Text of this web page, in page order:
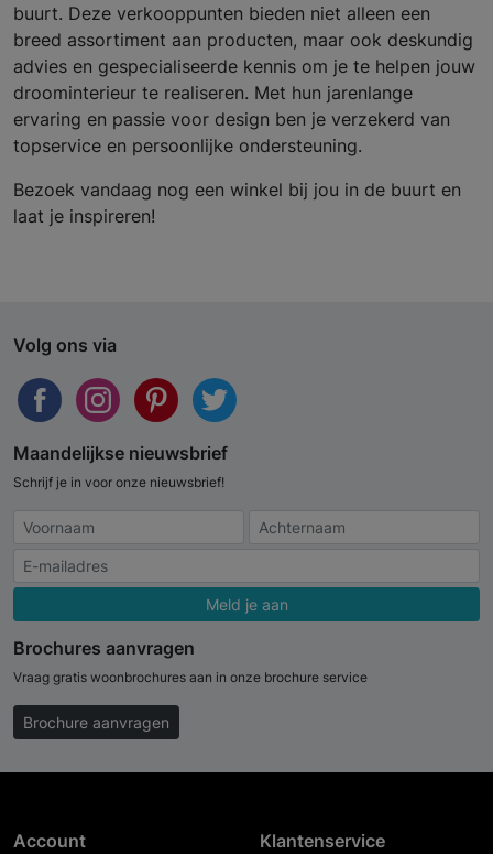
buurt. Deze verkooppunten bieden niet alleen een
breed assortiment aan producten, maar ook deskundig
advies en gespecialiseerde kennis om je te helpen jouw
droominterieur te realiseren. Met hun jarenlange
ervaring en passie voor design ben je verzekerd van
topservice en persoonlijke ondersteuning.
Bezoek vandaag nog een winkel bij jou in de buurt en
laat je inspireren!
Volg ons via
Maandelijkse nieuwsbrief
Schrijf je in voor onze nieuwsbrief!
Meld je aan
Brochures aanvragen
Vraag gratis woonbrochures aan in onze brochure service
Brochure aanvragen
Account Klantenservice